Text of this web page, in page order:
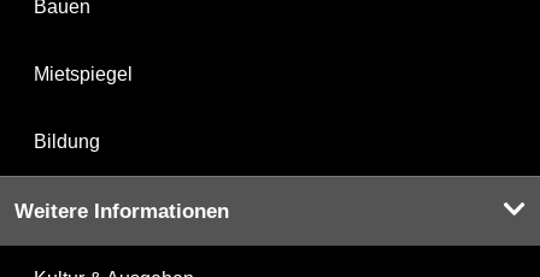
Bauen
Mietspiegel
Bildung
Weitere Informationen